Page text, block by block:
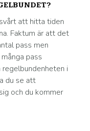
att hitta tiden
Faktum är att det
pass men
pass
i
du se att
och du kommer